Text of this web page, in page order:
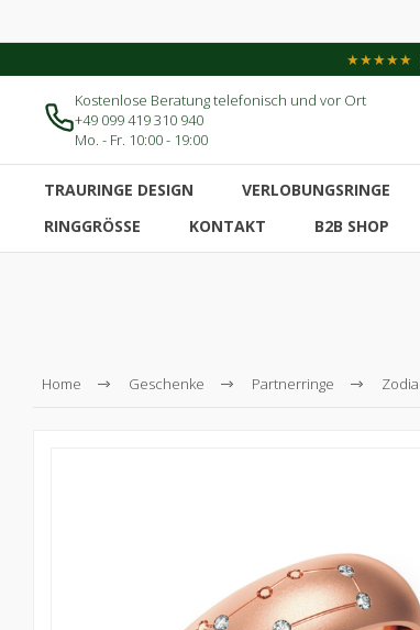
★★★★★
Kostenlose Beratung telefonisch und vor Ort
+49 099 419 310 940
Mo. - Fr. 10:00 - 19:00
TRAURINGE DESIGN VERLOBUNGSRINGE
RINGGRÖSSE
KONTAKT B2B SHOP
Home Geschenke Partnerringe